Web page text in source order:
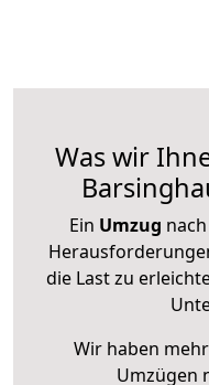
Was wir
Ein Umzug
die Last zu
Wir haben
Umzügen